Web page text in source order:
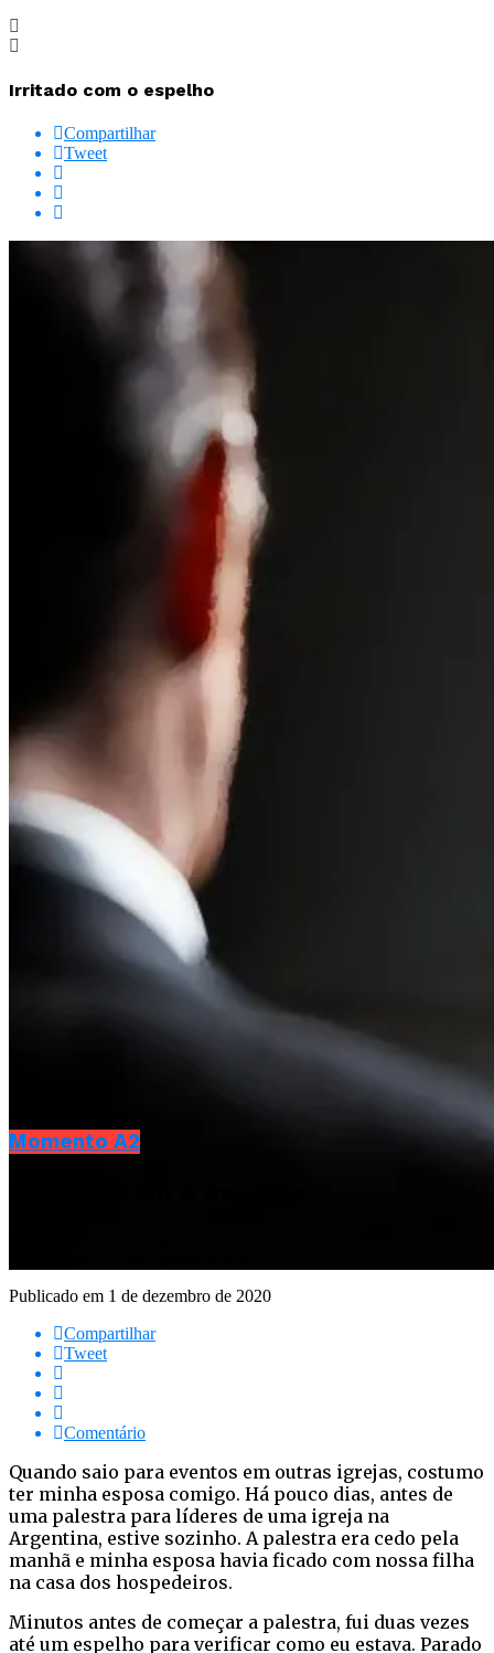
Irritado com o espelho
Compartilhar
Tweet
Momento A2
Publicado em 1 de dezembro de 2020
Compartilhar
Tweet
Comentário
Quando saio para eventos em outras igrejas, costumo
ter minha esposa comigo. Há pouco dias, antes de
uma palestra para líderes de uma igreja na
Argentina, estive sozinho. A palestra era cedo pela
manhã e minha esposa havia ficado com nossa filha
na casa dos hospedeiros.
Minutos antes de começar a palestra, fui duas vezes
até um espelho para verificar como eu estava. Parado